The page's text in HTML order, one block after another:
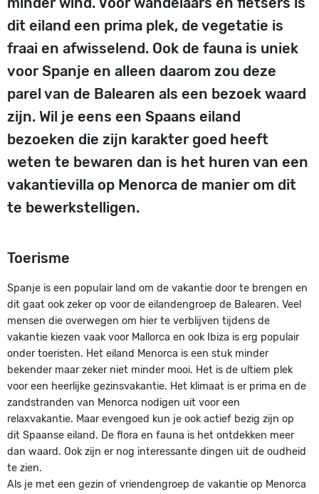
dit eiland een prima plek, de vegetatie is
fraai en afwisselend. Ook de fauna is uniek
voor Spanje en alleen daarom zou deze
parel van de Balearen als een bezoek waard
zijn. Wil je eens een Spaans eiland
bezoeken die zijn karakter goed heeft
weten te bewaren dan is het huren van een
vakantievilla op Menorca de manier om dit
te bewerkstelligen.
Toerisme
Spanje is een populair land om de vakantie door te brengen en
dit gaat ook zeker op voor de eilandengroep de Balearen. Veel
mensen die overwegen om hier te verblijven tijdens de
vakantie kiezen vaak voor Mallorca en ook Ibiza is erg populair
onder toeristen. Het eiland Menorca is een stuk minder
bekender maar zeker niet minder mooi. Het is de ultiem plek
voor een heerlijke gezinsvakantie. Het klimaat is er prima en de
zandstranden van Menorca nodigen uit voor een
relaxvakantie. Maar evengoed kun je ook actief bezig zijn op
dit Spaanse eiland. De flora en fauna is het ontdekken meer
dan waard. Ook zijn er nog interessante dingen uit de oudheid
te zien.
Als je met een gezin of vriendengroep de vakantie op Menorca